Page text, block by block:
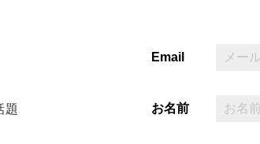
題
Email
お名前